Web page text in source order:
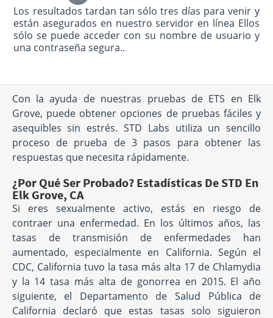
Los resultados tardan tan sólo tres días para venir y
están asegurados en nuestro servidor en línea Ellos
sólo se puede acceder con su nombre de usuario y
una contraseña segura..
Con la ayuda de nuestras pruebas de ETS en Elk
Grove, puede obtener opciones de pruebas fáciles y
asequibles sin estrés. STD Labs utiliza un sencillo
proceso de prueba de 3 pasos para obtener las
respuestas que necesita rápidamente.
¿Por Qué Ser Probado? Estadísticas De STD En
Elk Grove, CA
Si eres sexualmente activo, estás en riesgo de
contraer una enfermedad. En los últimos años, las
tasas de transmisión de enfermedades han
aumentado, especialmente en California. Según el
CDC, California tuvo la tasa más alta 17 de Chlamydia
y la 14 tasa más alta de gonorrea en 2015. El año
siguiente, el Departamento de Salud Pública de
California declaró que estas tasas solo siguieron